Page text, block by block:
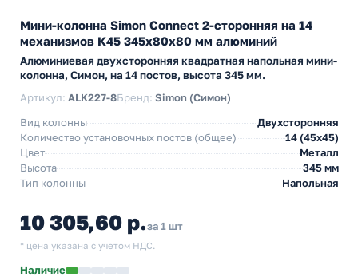
Мини-колонна Simon Connect 2-сторонняя на 14
механизмов К45 345х80х80 мм алюминий
Алюминиевая двухсторонняя квадратная напольная мини-
колонна, Симон, на 14 постов, высота 345 мм.
Артикул: ALK227-8Бренд: Simon (Симон)
Вид колонны
Двухсторонняя
Количество установочных постов (общее)
14 (45х45)
Цвет
Металл
Высота
345 мм
Тип колонны
Напольная
10 305,60 р.за 1 шт
* цена указана с учетом НДС.
Наличие